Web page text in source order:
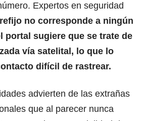
Expertos en seguridad
no corresponde a ningún
portal sugiere que se trate de
vía satelital, lo que lo
difícil de rastrear.
advierten de las extrañas
que al parecer nunca